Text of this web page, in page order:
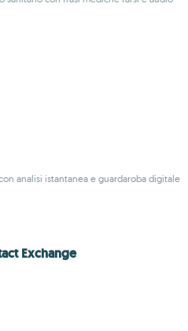
analisi istantanea e guardaroba digitale
Exchange